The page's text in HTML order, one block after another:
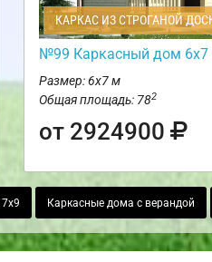
КАРКАС ИЗ СТРОГАНОЙ
№99 Каркасный дом 6х7
Размер: 6х7 м
Общая площадь: 782
от 2924900
Каркасные дома с верандой